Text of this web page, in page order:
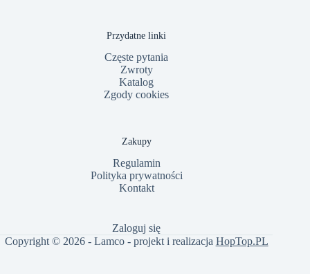
Przydatne linki
Częste pytania
Zwroty
Katalog
Zgody cookies
Zakupy
Regulamin
Polityka prywatności
Kontakt
Zaloguj się
Copyright © 2026 - Lamco - projekt i realizacja HopTop.PL